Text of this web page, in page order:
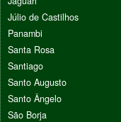
Júlio de Castilhos
Panambi
Santa Rosa
Santiago
Santo Augusto
Santo Ângelo
São Borja